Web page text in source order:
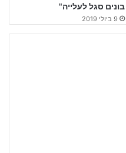
בונים סגל לעלייה"
9 ביולי 2019